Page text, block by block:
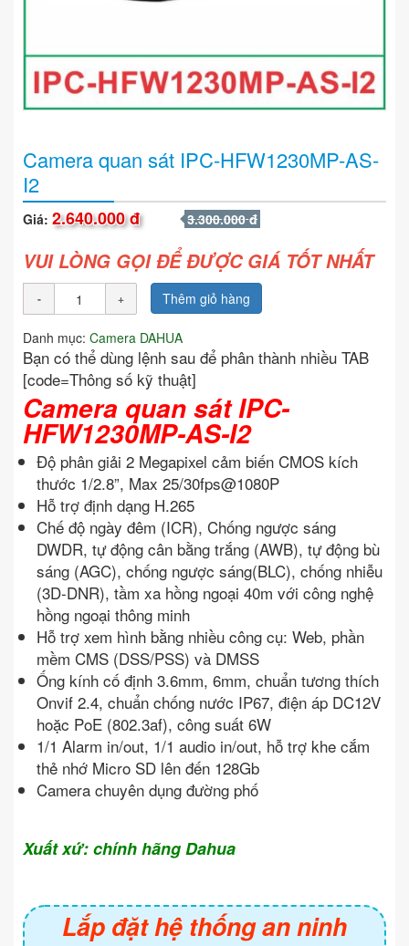
Camera quan sát IPC-HFW1230MP-AS-
I2
Giá: 2.640.000 đ 3.300.000 đ
VUI LÒNG GỌI ĐỂ ĐƯỢC GIÁ TỐT NHẤT
Thêm giỏ hàng
Danh mục: Camera DAHUA
Bạn có thể dùng lệnh sau để phân thành nhiều TAB
[code=Thông số kỹ thuật]
Camera quan sát IPC-
HFW1230MP-AS-I2
Độ phân giải 2 Megapixel cảm biến CMOS kích
thước 1/2.8”, Max 25/30fps@1080P
Hỗ trợ định dạng H.265
Chế độ ngày đêm (ICR), Chống ngược sáng
DWDR, tự động cân bằng trắng (AWB), tự động bù
sáng (AGC), chống ngược sáng(BLC), chống nhiễu
(3D-DNR), tầm xa hồng ngoại 40m với công nghệ
hồng ngoại thông minh
Hỗ trợ xem hình bằng nhiều công cụ: Web, phần
mềm CMS (DSS/PSS) và DMSS
Ống kính cố định 3.6mm, 6mm, chuẩn tương thích
Onvif 2.4, chuẩn chống nước IP67, điện áp DC12V
hoặc PoE (802.3af), công suất 6W
1/1 Alarm in/out, 1/1 audio in/out, hỗ trợ khe cắm
thẻ nhớ Micro SD lên đến 128Gb
Camera chuyên dụng đường phố
Xuất xứ: chính hãng Dahua
Lắp đặt hệ thống an ninh